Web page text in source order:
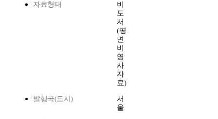
자료형태
비
도
서
(평
면
비
영
사
자
료)
발행국(도시)
서
울